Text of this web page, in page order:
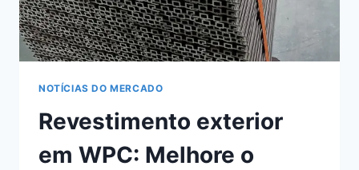
PROTEÇÃO
DURADOURA
NOTÍCIAS DO MERCADO
Revestimento exterior
em WPC: Melhore o